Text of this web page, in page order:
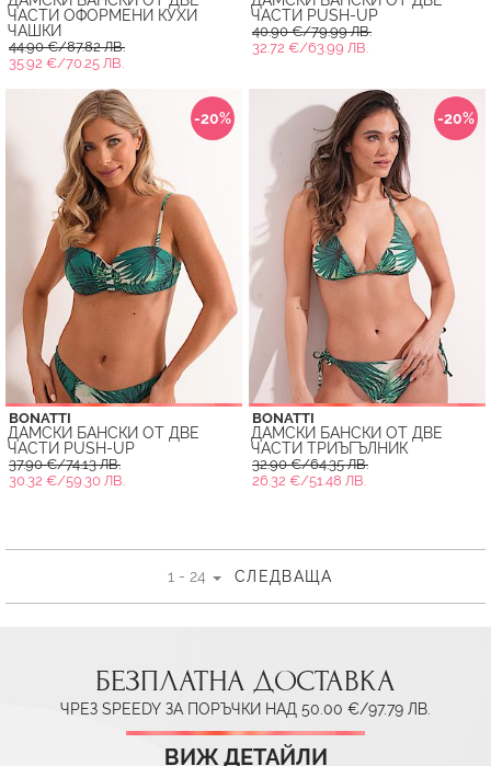
ЧАСТИ ОФОРМЕНИ КУХИ
ЧАШКИ
44.90 €/87.82 ЛВ.
35.92 €/70.25 ЛВ.
ЧАСТИ PUSH-UP
40.90 €/79.99 ЛВ.
32.72 €/63.99 ЛВ.
-20%
BONATTI
ДАМСКИ БАНСКИ ОТ ДВЕ
ЧАСТИ PUSH-UP
37.90 €/74.13 ЛВ.
30.32 €/59.30 ЛВ.
-20%
BONATTI
ДАМСКИ БАНСКИ ОТ ДВЕ
ЧАСТИ ТРИЪГЪЛНИК
32.90 €/64.35 ЛВ.
26.32 €/51.48 ЛВ.
1 - 24 СЛЕДВАЩА
БЕЗПЛАТНА ДОСТАВКА
ЧРЕЗ SPEEDY ЗА ПОРЪЧКИ НАД 50.00 €/97.79 ЛВ.
ВИЖ ДЕТАЙЛИ